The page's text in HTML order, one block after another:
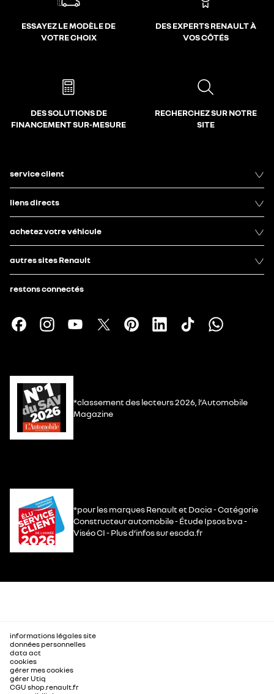
ESSAYEZ LE MODÈLE DE
VOTRE CHOIX
DES EXPERTS RENAULT À
VOS CÔTÉS
DES SOLUTIONS DE
FINANCEMENT SUR-MESURE
RECHERCHEZ SUR NOTRE
SITE
service client
liens directs
achetez votre véhicule
autres sites Renault
restons connectés
*classement des lecteurs 2026, l’Automobile
Magazine
*pour les marques Renault et Dacia - Catégorie
Constructeur automobile - Étude Ipsos bva -
Viséo CI - Plus d’infos sur escda.fr
informations légales site
données personnelles
data act
cookies
gérer mes cookies
gérer Utiq
CGU shop.renault.fr